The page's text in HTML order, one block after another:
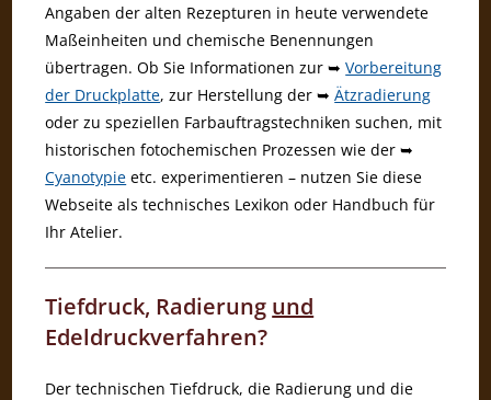
Angaben der alten Rezepturen in heute verwendete
Maßeinheiten und chemische Benennungen
übertragen. Ob Sie Informationen zur ➥Vorbereitung
der Druckplatte, zur Herstellung der ➥Ätzradierung
oder zu speziellen Farbauftragstechniken suchen, mit
historischen fotochemischen Prozessen wie der ➥
Cyanotypie etc. experimentieren – nutzen Sie diese
Webseite als technisches Lexikon oder Handbuch für
Ihr Atelier.
Tiefdruck, Radierung und
Edeldruckverfahren?
Der technischen Tiefdruck, die Radierung und die